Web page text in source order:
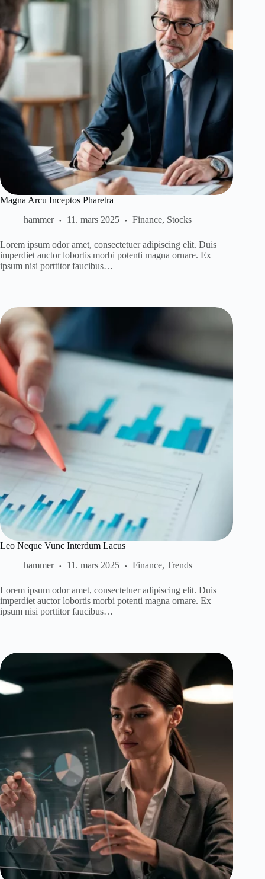
Magna Arcu Inceptos Pharetra
hammer
11. mars 2025 Finance, Stocks
Lorem ipsum odor amet, consectetuer adipiscing elit. Duis
imperdiet auctor lobortis morbi potenti magna ornare. Ex
ipsum nisi porttitor faucibus…
Leo Neque Vunc Interdum Lacus
hammer
11. mars 2025 Finance, Trends
Lorem ipsum odor amet, consectetuer adipiscing elit. Duis
imperdiet auctor lobortis morbi potenti magna ornare. Ex
ipsum nisi porttitor faucibus…